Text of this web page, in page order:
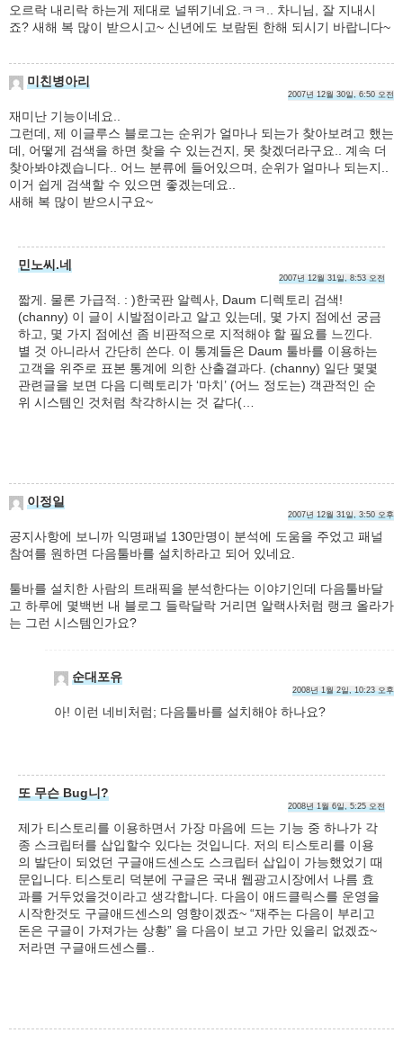
오르락 내리락 하는게 제대로 널뛰기네요.ㅋㅋ.. 차니님, 잘 지내시
죠? 새해 복 많이 받으시고~ 신년에도 보람된 한해 되시기 바랍니다~
미친병아리
2007년 12월 30일, 6:50 오전
재미난 기능이네요..
그런데, 제 이글루스 블로그는 순위가 얼마나 되는가 찾아보려고 했는
데, 어떻게 검색을 하면 찾을 수 있는건지, 못 찾겠더라구요.. 계속 더
찾아봐야겠습니다.. 어느 분류에 들어있으며, 순위가 얼마나 되는지..
이거 쉽게 검색할 수 있으면 좋겠는데요..
새해 복 많이 받으시구요~
민노씨.네
2007년 12월 31일, 8:53 오전
짧게. 물론 가급적. : )한국판 알렉사, Daum 디렉토리 검색!
(channy) 이 글이 시발점이라고 알고 있는데, 몇 가지 점에선 궁금
하고, 몇 가지 점에선 좀 비판적으로 지적해야 할 필요를 느낀다.
별 것 아니라서 간단히 쓴다. 이 통계들은 Daum 툴바를 이용하는
고객을 위주로 표본 통계에 의한 산출결과다. (channy) 일단 몇몇
관련글을 보면 다음 디렉토리가 ‘마치’ (어느 정도는) 객관적인 순
위 시스템인 것처럼 착각하시는 것 같다(…
이정일
2007년 12월 31일, 3:50 오후
공지사항에 보니까 익명패널 130만명이 분석에 도움을 주었고 패널
참여를 원하면 다음툴바를 설치하라고 되어 있네요.
툴바를 설치한 사람의 트래픽을 분석한다는 이야기인데 다음툴바달
고 하루에 몇백번 내 블로그 들락달락 거리면 알랙사처럼 랭크 올라가
는 그런 시스템인가요?
순대포유
2008년 1월 2일, 10:23 오후
아! 이런 네비처럼; 다음툴바를 설치해야 하나요?
또 무슨 Bug니?
2008년 1월 6일, 5:25 오전
제가 티스토리를 이용하면서 가장 마음에 드는 기능 중 하나가 각
종 스크립터를 삽입할수 있다는 것입니다. 저의 티스토리를 이용
의 발단이 되었던 구글애드센스도 스크립터 삽입이 가능했었기 때
문입니다. 티스토리 덕분에 구글은 국내 웹광고시장에서 나름 효
과를 거두었을것이라고 생각합니다. 다음이 애드클릭스를 운영을
시작한것도 구글애드센스의 영향이겠죠~ “재주는 다음이 부리고
돈은 구글이 가져가는 상황” 을 다음이 보고 가만 있을리 없겠죠~
저라면 구글애드센스를..